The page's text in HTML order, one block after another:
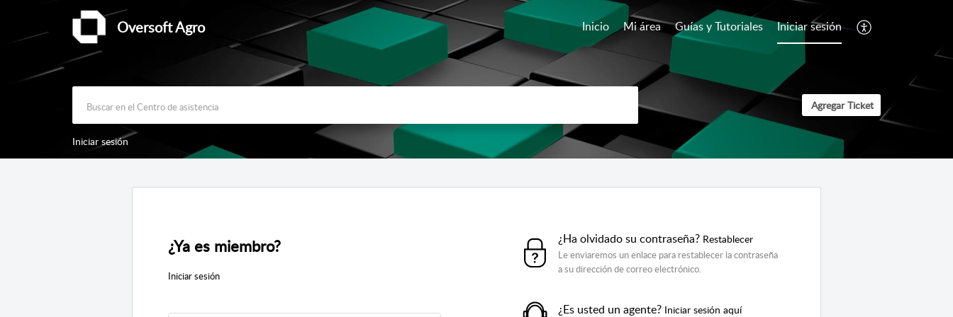
Oversoft Agro Inicio Mi área Guías y Tutoriales Iniciar sesión
Agregar Ticket
Iniciar sesión
¿Ya es miembro?
Iniciar sesión
¿Ha olvidado su contraseña? Restablecer
Le enviaremos un enlace para restablecer la contraseña
a su dirección de correo electrónico.
¿Es usted un agente? Iniciar sesión aquí